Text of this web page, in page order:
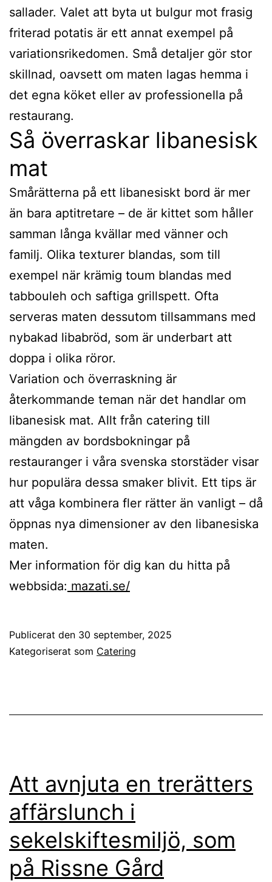
sallader. Valet att byta ut bulgur mot frasig
friterad potatis är ett annat exempel på
variationsrikedomen. Små detaljer gör stor
skillnad, oavsett om maten lagas hemma i
det egna köket eller av professionella på
restaurang.
Så överraskar libanesisk
mat
Smårätterna på ett libanesiskt bord är mer
än bara aptitretare – de är kittet som håller
samman långa kvällar med vänner och
familj. Olika texturer blandas, som till
exempel när krämig toum blandas med
tabbouleh och saftiga grillspett. Ofta
serveras maten dessutom tillsammans med
nybakad libabröd, som är underbart att
doppa i olika röror.
Variation och överraskning är
återkommande teman när det handlar om
libanesisk mat. Allt från catering till
mängden av bordsbokningar på
restauranger i våra svenska storstäder visar
hur populära dessa smaker blivit. Ett tips är
att våga kombinera fler rätter än vanligt – då
öppnas nya dimensioner av den libanesiska
maten.
Mer information för dig kan du hitta på
webbsida: mazati.se/
Publicerat den 30 september, 2025
Kategoriserat som Catering
Att avnjuta en trerätters
affärslunch i
sekelskiftesmiljö, som
på Rissne Gård